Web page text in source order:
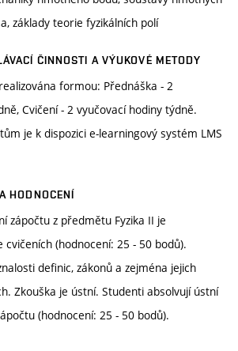
základy teorie fyzikálních polí
ČINNOSTI A VÝUKOVÉ METODY
formou: Přednáška - 2
Cvičení - 2 vyučovací hodiny týdně.
je k dispozici e-learningový systém LMS
HODNOCENÍ
zápočtu z předmětu Fyzika II je
(hodnocení: 25 - 50 bodů).
definic, zákonů a zejména jejich
Zkouška je ústní. Studenti absolvují ústní
(hodnocení: 25 - 50 bodů).